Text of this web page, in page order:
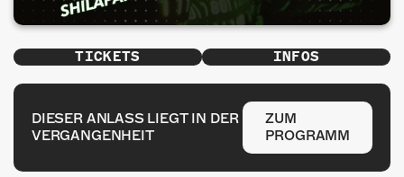
INFOS
KONTAKT
ÜBER UNS
TICKETS INFOS
DIESER ANLASS LIEGT IN DER
VERGANGENHEIT
ZUM
PROGRAMM